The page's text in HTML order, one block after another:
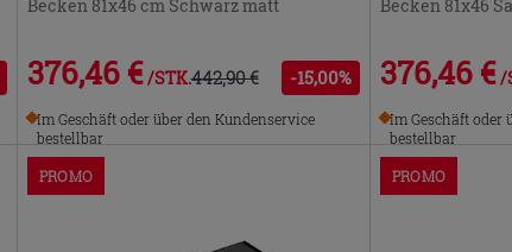
Becken 81x46 cm Schwarz matt
376,46 € /STK.442,90 € -15,00%
Im Geschäft oder über den Kundenservice
bestellbar
Becken 81x46
376,46 € /
Im Geschäft oder
bestellbar
PROMO PROMO